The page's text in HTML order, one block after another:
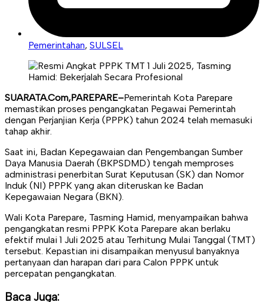
Pemerintahan, SULSEL
SUARATA.Com,PAREPARE–Pemerintah Kota Parepare
memastikan proses pengangkatan Pegawai Pemerintah
dengan Perjanjian Kerja (PPPK) tahun 2024 telah memasuki
tahap akhir.
Saat ini, Badan Kepegawaian dan Pengembangan Sumber
Daya Manusia Daerah (BKPSDMD) tengah memproses
administrasi penerbitan Surat Keputusan (SK) dan Nomor
Induk (NI) PPPK yang akan diteruskan ke Badan
Kepegawaian Negara (BKN).
Wali Kota Parepare, Tasming Hamid, menyampaikan bahwa
pengangkatan resmi PPPK Kota Parepare akan berlaku
efektif mulai 1 Juli 2025 atau Terhitung Mulai Tanggal (TMT)
tersebut. Kepastian ini disampaikan menyusul banyaknya
pertanyaan dan harapan dari para Calon PPPK untuk
percepatan pengangkatan.
Baca Juga: